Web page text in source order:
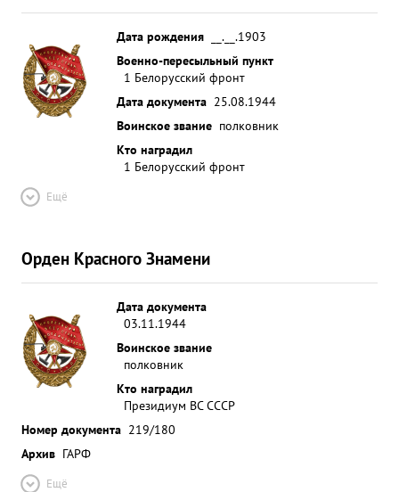
Дата рождения
__.__.1903
Военно-пересыльный пункт
1 Белорусский фронт
Дата документа 25.08.1944
Воинское звание полковник
Кто наградил
1 Белорусский фронт
Ещё
Орден Красного Знамени
Дата документа
03.11.1944
Воинское звание
полковник
Кто наградил
Президиум ВС СССР
Номер документа 219/180
Архив ГАРФ
Ещё